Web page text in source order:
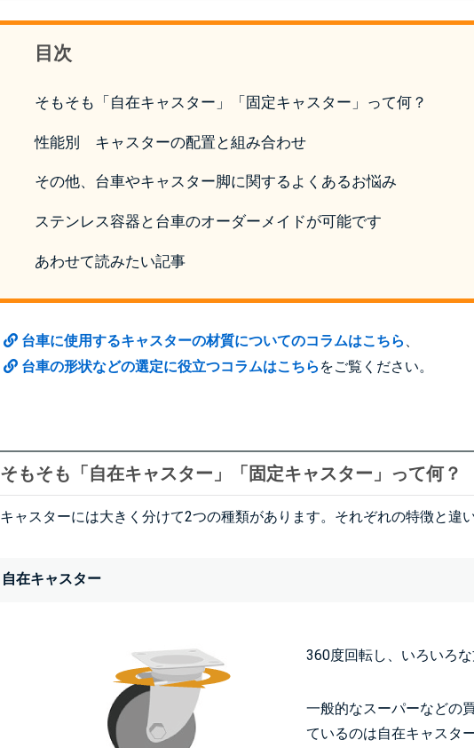
目次
そもそも「自在キャスター」「固定キャスター」って何？
性能別 キャスターの配置と組み合わせ
その他、台車やキャスター脚に関するよくあるお悩み
ステンレス容器と台車のオーダーメイドが可能です
あわせて読みたい記事
台車に使用するキャスターの材質についてのコラムはこちら 、
台車の形状などの選定に役立つコラムはこちら をご覧ください。
そもそも「自在キャスター」「固定キャスター」って何？
キャスターには大きく分けて2つの種類があります。それぞれの特徴と違
自在キャスター
360度回転し、いろいろ
一般的なスーパーなどの
ているのは自在キャスター